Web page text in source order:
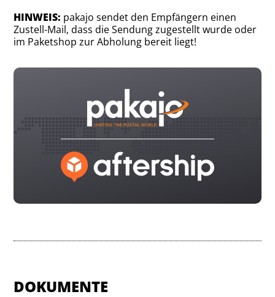
HINWEIS: pakajo sendet den Empfängern einen
Zustell-Mail, dass die Sendung zugestellt wurde oder
im Paketshop zur Abholung bereit liegt!
DOKUMENTE